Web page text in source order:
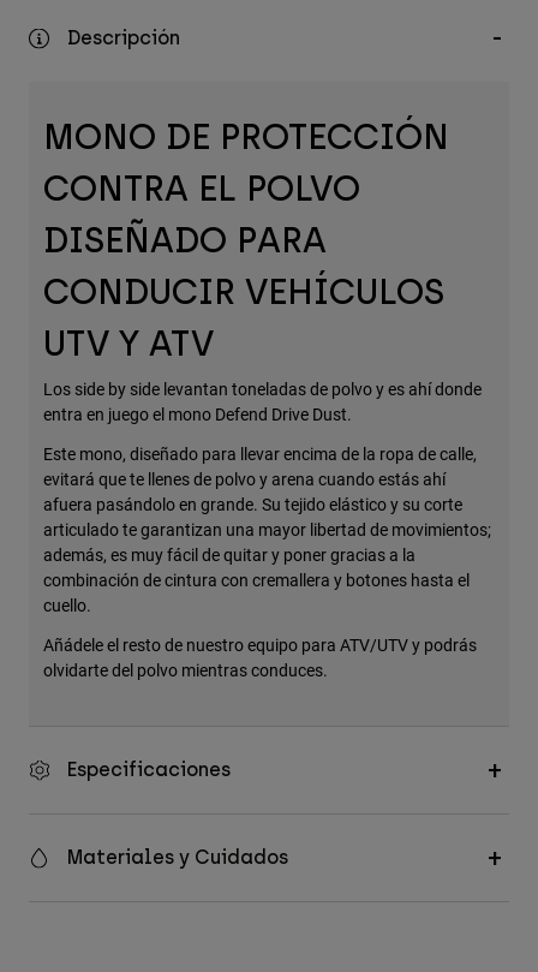
Gorras y Gorros
Ver todo
Descripción
MONO DE PROTECCIÓN
CONTRA EL POLVO
DISEÑADO PARA
CONDUCIR VEHÍCULOS
UTV Y ATV
Los side by side levantan toneladas de polvo y es ahí donde
entra en juego el mono Defend Drive Dust.
Este mono, diseñado para llevar encima de la ropa de calle,
evitará que te llenes de polvo y arena cuando estás ahí
afuera pasándolo en grande. Su tejido elástico y su corte
articulado te garantizan una mayor libertad de movimientos;
además, es muy fácil de quitar y poner gracias a la
combinación de cintura con cremallera y botones hasta el
cuello.
Añádele el resto de nuestro equipo para ATV/UTV y podrás
olvidarte del polvo mientras conduces.
Especificaciones
Materiales y Cuidados